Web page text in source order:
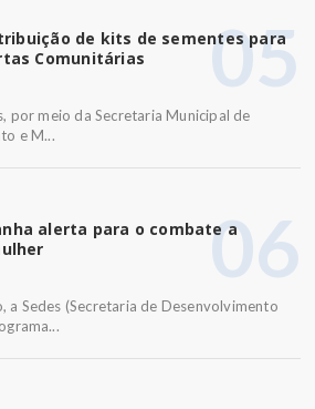
05
de kits de sementes para
Comunitárias
por meio da Secretaria Municipal de
e M...
06
alerta para o combate a
a Sedes (Secretaria de Desenvolvimento